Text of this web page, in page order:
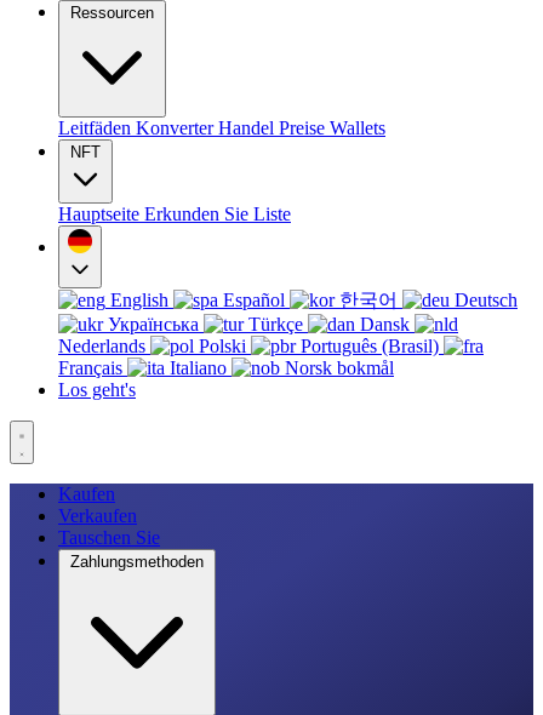
Ressourcen
Leitfäden KonverterHandel Preise Wallets
NFT
Hauptseite Erkunden Sie Liste
English Español 한국어
Deutsch
Українська
Türkçe
Dansk
Nederlands
Polski
Português (Brasil)
Français
Italiano
Norsk bokmål
Los geht's
Kaufen
Verkaufen
Tauschen Sie
Zahlungsmethoden